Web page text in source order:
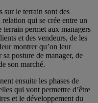
sur le terrain sont des
qui se crée entre un
permet aux managers
et des vendeurs, de les
montrer qu’on leur
posture de manager, de
son marché.
ensuite les phases de
qui vont permettre d’être
et le développement du